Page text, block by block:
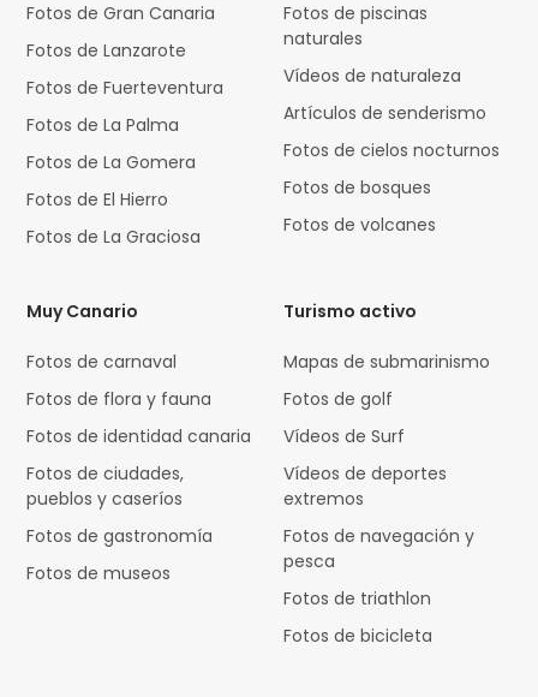
Fotos de Gran Canaria
Fotos de Lanzarote
Fotos de Fuerteventura
Fotos de La Palma
Fotos de La Gomera
Fotos de El Hierro
Fotos de La Graciosa
Fotos de piscinas
naturales
Vídeos de naturaleza
Artículos de senderismo
Fotos de cielos nocturnos
Fotos de bosques
Fotos de volcanes
Muy Canario
Fotos de carnaval
Fotos de flora y fauna
Fotos de identidad canaria
Fotos de ciudades,
pueblos y caseríos
Fotos de gastronomía
Fotos de museos
Turismo activo
Mapas de submarinismo
Fotos de golf
Vídeos de Surf
Vídeos de deportes
extremos
Fotos de navegación y
pesca
Fotos de triathlon
Fotos de bicicleta